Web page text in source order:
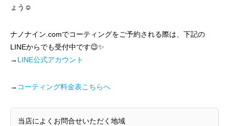
ょう☺️
ナノナイン.comでコーティングをご予約される際は、下記の
LINEからでも受付中です😉✨
→ LINE公式アカウント
→ コーティング料金表こちらへ
当店によくお問合せいただく地域